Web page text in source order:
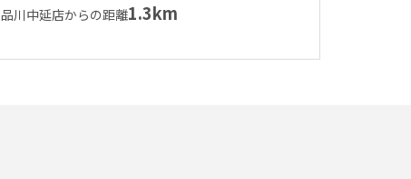
品川中延店からの距離1.3km